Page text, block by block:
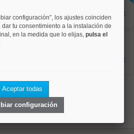
1.550 €
Ríos Rosas
50004795
1.195 €
1
configuración”, los ajustes coinciden
tu consentimiento a la instalación de
en la medida que lo elijas, pulsa el
.
Aceptar todas
configuración